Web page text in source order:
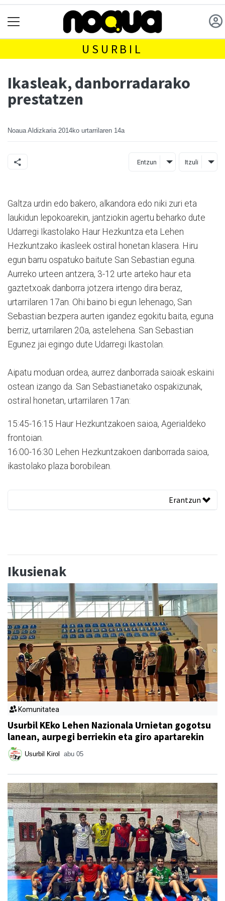
USURBIL
Ikasleak, danborradarako
prestatzen
Noaua Aldizkaria 2014ko urtarrilaren 14a
Entzun Itzuli
Galtza urdin edo bakero, alkandora edo niki zuri eta
laukidun lepokoarekin, jantziokin agertu beharko dute
Udarregi Ikastolako Haur Hezkuntza eta Lehen
Hezkuntzako ikasleek ostiral honetan klasera. Hiru
egun barru ospatuko baitute San Sebastian eguna.
Aurreko urteen antzera, 3-12 urte arteko haur eta
gaztetxoak danborra jotzera irtengo dira beraz,
urtarrilaren 17an. Ohi baino bi egun lehenago, San
Sebastian bezpera aurten igandez egokitu baita, eguna
berriz, urtarrilaren 20a, astelehena. San Sebastian
Egunez jai egingo dute Udarregi Ikastolan.
Aipatu moduan ordea, aurrez danborrada saioak eskaini
ostean izango da. San Sebastianetako ospakizunak,
ostiral honetan, urtarrilaren 17an:
15:45-16:15 Haur Hezkuntzakoen saioa, Agerialdeko
frontoian.
16:00-16:30 Lehen Hezkuntzakoen danborrada saioa,
ikastolako plaza borobilean.
Erantzun
Ikusienak
Komunitatea
Usurbil KEko Lehen Nazionala Urnietan gogotsu
lanean, aurpegi berriekin eta giro apartarekin
Usurbil Kirol abu 05